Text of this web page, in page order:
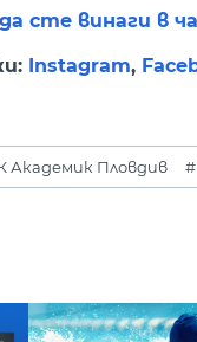
сте винаги в
Instagram,
Академик Пловдив